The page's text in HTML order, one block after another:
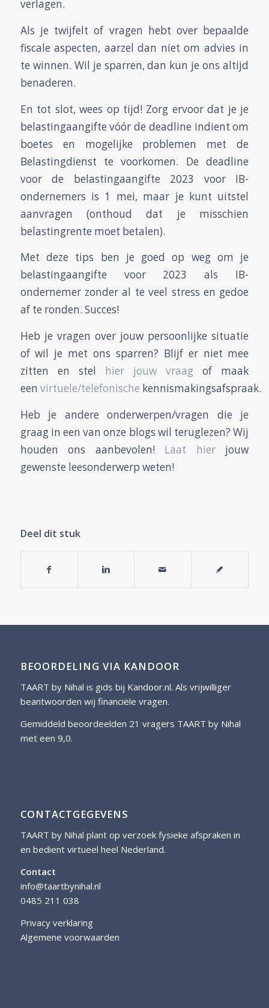
verlagen.
Als je twijfelt of vragen hebt over bepaalde
fiscale aspecten, aarzel dan niet om advies in
te winnen. Wil je sparren, dan kun je ons altijd
benaderen.
En tot slot, wees op tijd! Zorg ervoor dat je je
belastingaangifte vóór de deadline indient om
boetes en mogelijke problemen met de
Belastingdienst te voorkomen. De deadline
voor de belastingaangifte 2023 voor IB-
ondernemers is 1 mei, maar je kunt uitstel
aanvragen (onthoud dat je misschien
belastingrente moet betalen).
Met deze tips ben je goed op weg om je
belastingaangifte voor 2023 als IB-
ondernemer zonder al te veel stress en gedoe
af te ronden. Succes!
Heb je vragen over jouw persoonlijke situatie
of wil je met ons sparren? Blijf er niet mee
zitten en stel hier jouw vraag of maak
een virtuele/telefonische kennismakingsafspraak.
Heb je andere onderwerpen/vragen die je
graag in een van onze blogs wil teruglezen? Wij
houden ons aanbevolen! Laat hier jouw
gewenste leesonderwerp weten!
Deel dit stuk
BEOORDELING VIA KANDOOR
TAART by Nihal is gids bij Kandoor.nl. Als vrijwilliger
beantwoorden wij financiële vragen.
Gemiddeld beoordeelden 21 vragers TAART by Nihal
met een 9,0.
CONTACTGEGEVENS
TAART by Nihal plant op verzoek fysieke afspraken in
en bedient virtueel heel Nederland.
Contact
info@taartbynihal.nl
0485 211 038
Privacy verklaring
Algemene voorwaarden